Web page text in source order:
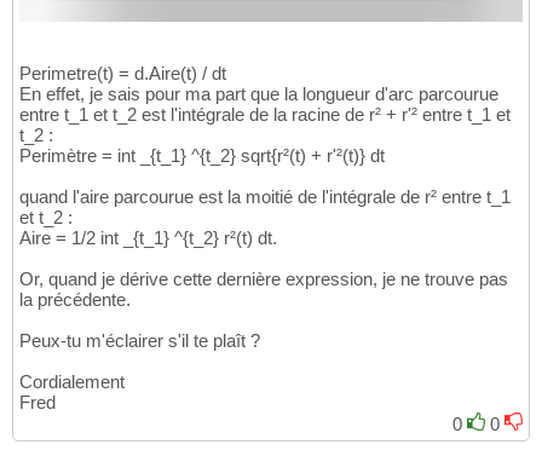
Perimetre(t) = d.Aire(t) / dt
En effet, je sais pour ma part que la longueur d'arc parcourue
entre t_1 et t_2 est l'intégrale de la racine de r² + r'² entre t_1 et
t_2 :
Perimètre = int _{t_1} ^{t_2} sqrt{r²(t) + r'²(t)} dt
quand l'aire parcourue est la moitié de l'intégrale de r² entre t_1
et t_2 :
Aire = 1/2 int _{t_1} ^{t_2} r²(t) dt.
Or, quand je dérive cette dernière expression, je ne trouve pas
la précédente.
Peux-tu m'éclairer s'il te plaît ?
Cordialement
Fred
0
0